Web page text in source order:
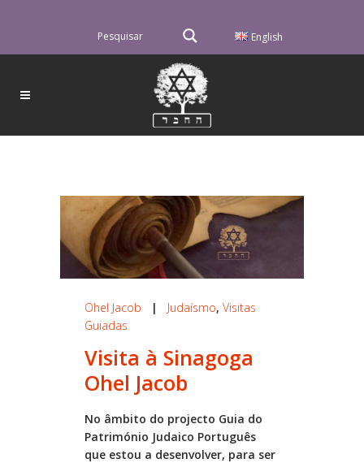
English
Ohel Jacob | Judaísmo, Visitas
Guiadas
Visita à Sinagoga
Ohel Jacob
No âmbito do projecto Guia do
Património Judaico Português
que estou a desenvolver, para ser